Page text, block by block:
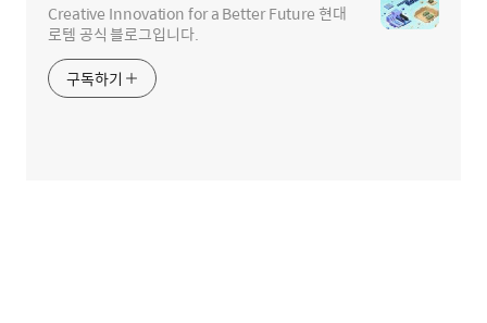
Creative Innovation for a Better Future 현대
로템 공식 블로그입니다.
구독하기